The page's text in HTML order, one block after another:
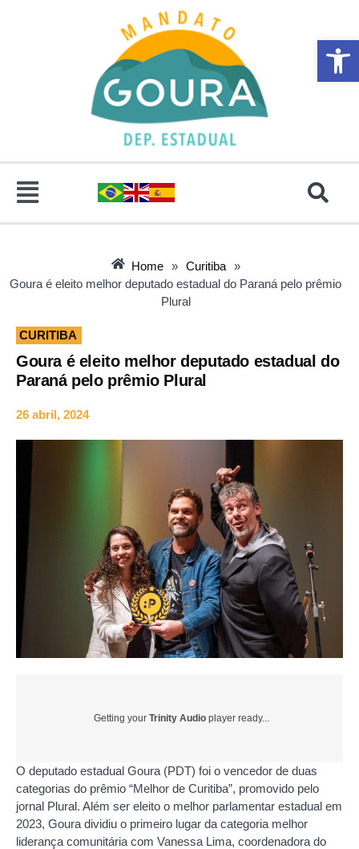
Abrir
Home » Curitiba
»
Goura é eleito melhor deputado estadual do Paraná pelo prêmio
Plural
CURITIBA
Goura é eleito melhor deputado estadual do
Paraná pelo prêmio Plural
26 abril, 2024
Getting your Trinity Audio player ready...
O deputado estadual Goura (PDT) foi o vencedor de duas
categorias do prêmio “Melhor de Curitiba”, promovido pelo
jornal Plural. Além ser eleito o melhor parlamentar estadual em
2023, Goura dividiu o primeiro lugar da categoria melhor
liderança comunitária com Vanessa Lima, coordenadora do